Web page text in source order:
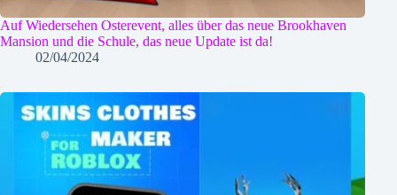
Auf Wiedersehen Osterevent, alles über das neue Brookhaven
Mansion und die Schule, das neue Update ist da!
02/04/2024